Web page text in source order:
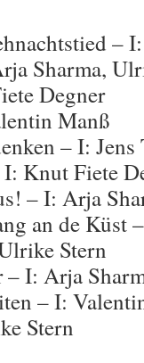
–
Sharma,
Degner
Manß
– I: Jens
Knut Fiete
– I: Arja
an de Küst
Stern
– I: Arja
– I:
Stern